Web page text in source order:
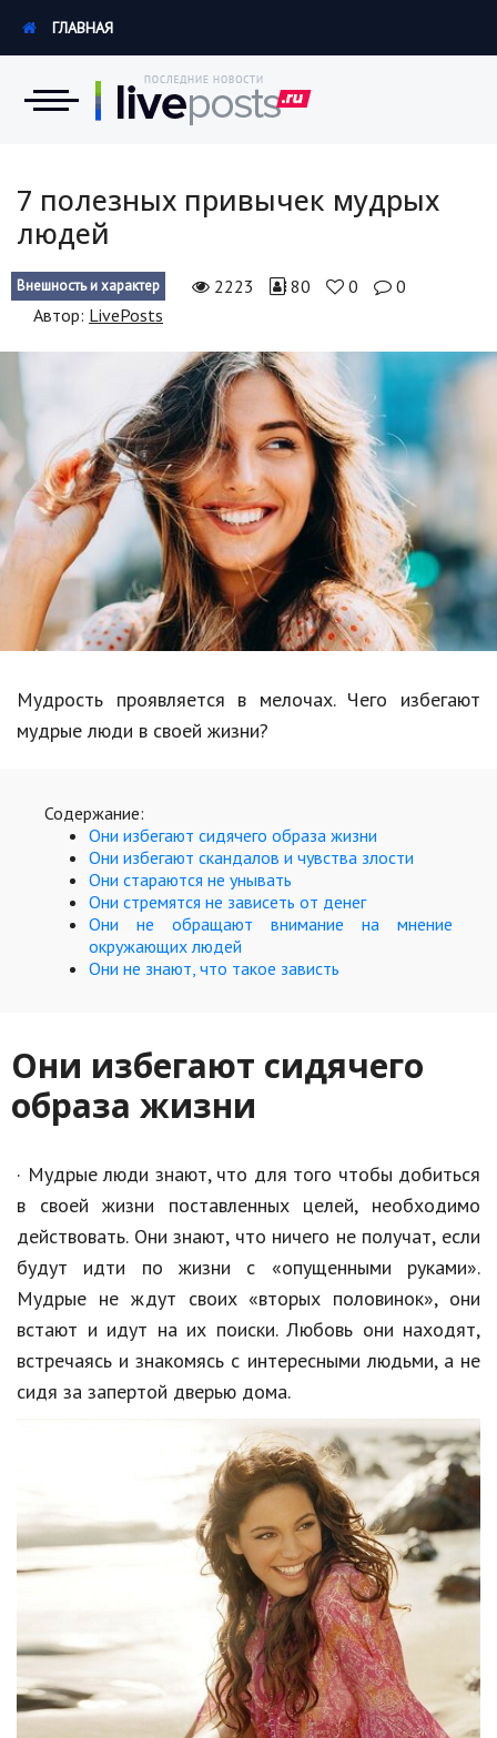
Экономика
Происшествия
Наука и техника
Политика
Образование
В мире
Культура
Авто, мото
Спорт
Знаменитости
Обзоры
Рецепты
Красота и здоровье
Дом и сад
Недвижимость
Спорт и фитнес
Психология и отношения
Творчество и рукоделие
Разное
Работа и бизнес
Животные
Праздники и подарки
Кинематограф
Домашние животные
Путешествия
Строительство
ГЛАВНАЯ
7 полезных привычек мудрых
людей
Внешность и характер 2223 80 0
0
Автор: LivePosts
Мудрость проявляется в мелочах. Чего избегают
мудрые люди в своей жизни?
Содержание:
Они избегают сидячего образа жизни
Они избегают скандалов и чувства злости
Они стараются не унывать
Они стремятся не зависеть от денег
Они не обращают внимание на мнение
окружающих людей
Они не знают, что такое зависть
Они избегают сидячего
образа жизни
· Мудрые люди знают, что для того чтобы добиться
в своей жизни поставленных целей, необходимо
действовать. Они знают, что ничего не получат, если
будут идти по жизни с «опущенными руками».
Мудрые не ждут своих «вторых половинок», они
встают и идут на их поиски. Любовь они находят,
встречаясь и знакомясь с интересными людьми, а не
сидя за запертой дверью дома.